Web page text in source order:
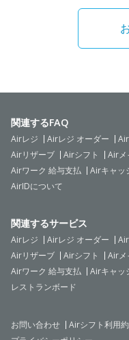
関連するFAQ
Airレジ Airレジ オーダー
Airリザーブ
Airシフト Airメ
Airワーク 給与支払
Airキャッ
AirIDについて
関連するサービス
Airレジ Airレジ オーダー
Airリザーブ
Airシフト Airメ
Airワーク 給与支払
Airキャッ
レストランボード
お問い合わせ Airシフト利用